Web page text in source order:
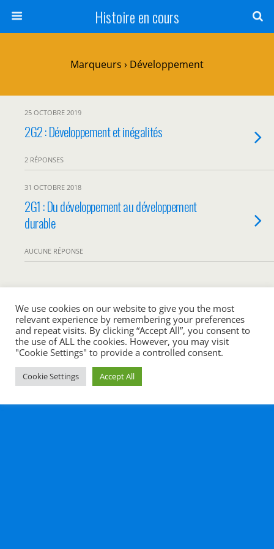
Histoire en cours
Marqueurs › Développement
25 OCTOBRE 2019
2G2 : Développement et inégalités
2 RÉPONSES
31 OCTOBRE 2018
2G1 : Du développement au développement
durable
AUCUNE RÉPONSE
Mobile Bureau
All content Copyright Histoire en cours
We use cookies on our website to give you the most
relevant experience by remembering your preferences
and repeat visits. By clicking “Accept All”, you consent to
the use of ALL the cookies. However, you may visit
"Cookie Settings" to provide a controlled consent.
Cookie Settings Accept All